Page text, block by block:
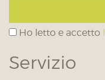
Ho letto e accetto
Servizio